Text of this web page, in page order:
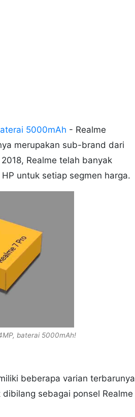
5000mAh - Realme
merupakan sub-brand dari
Realme telah banyak
untuk setiap segmen harga.
baterai 5000mAh!
beberapa varian terbarunya
sebagai ponsel Realme